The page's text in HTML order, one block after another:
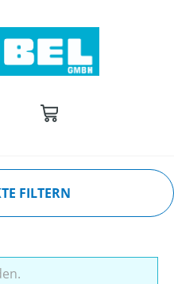
FILTERN